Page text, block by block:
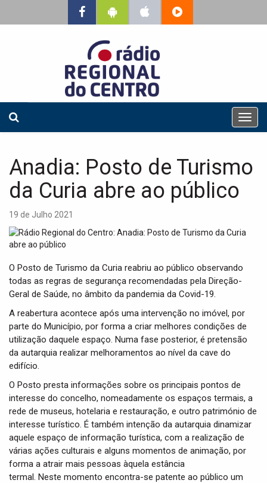
T
o
l
i
Anadia: Posto de Turismo
da Curia abre ao público
19 de Julho 2021
O Posto de Turismo da Curia reabriu ao público observando
todas as regras de segurança recomendadas pela Direção-
Geral de Saúde, no âmbito da pandemia da Covid-19.
A reabertura acontece após uma intervenção no imóvel, por
parte do Município, por forma a criar melhores condições de
utilização daquele espaço. Numa fase posterior, é pretensão
da autarquia realizar melhoramentos ao nível da cave do
edifício.
O Posto presta informações sobre os principais pontos de
interesse do concelho, nomeadamente os espaços termais, a
rede de museus, hotelaria e restauração, e outro património de
interesse turístico. É também intenção da autarquia dinamizar
aquele espaço de informação turística, com a realização de
várias ações culturais e alguns momentos de animação, por
forma a atrair mais pessoas àquela estância
termal. Neste momento encontra-se patente ao público um